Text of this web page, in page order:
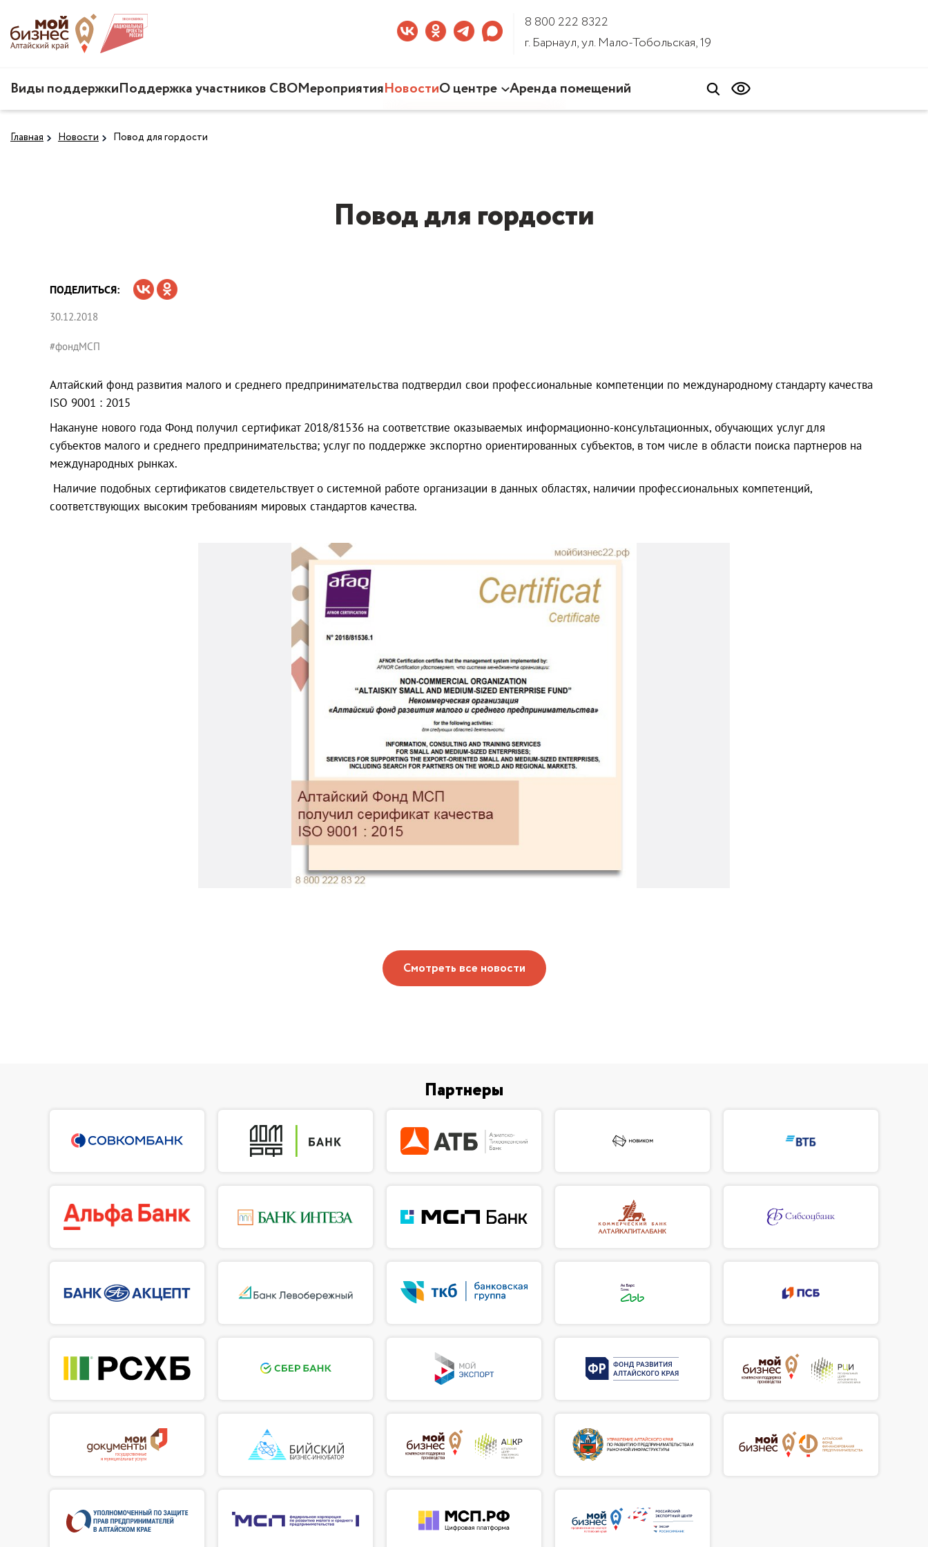
8 800 222 8322
г. Барнаул, ул. Мало-Тобольская, 19
Виды поддержкиПоддержка участников СВОМероприятияНовостиО центре
Аренда помещений
Главная Новости Повод для гордости
Повод для гордости
ПОДЕЛИТЬСЯ:
30.12.2018
#фондМСП
Алтайский фонд развития малого и среднего предпринимательства подтвердил свои профессиональные компетенции по международному стандарту качества
ISO 9001 : 2015
Накануне нового года Фонд получил сертификат 2018/81536 на соответствие оказываемых информационно-консультационных, обучающих услуг для
субъектов малого и среднего предпринимательства; услуг по поддержке экспортно ориентированных субъектов, в том числе в области поиска партнеров на
международных рынках.
Наличие подобных сертификатов свидетельствует о системной работе организации в данных областях, наличии профессиональных компетенций,
соответствующих высоким требованиям мировых стандартов качества.
Смотреть все новости
Партнеры